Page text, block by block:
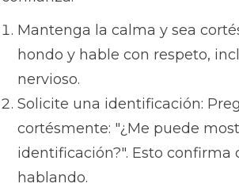
Mantenga la calma y sea
hondo y hable con respeto,
nervioso.
Solicite una identificación:
cortésmente: "¿Me puede
identificación?". Esto confirma
hablando.